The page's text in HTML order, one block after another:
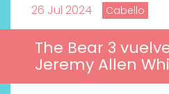
26 Jul 2024 Cabello
The Bear 3
Jeremy Allen